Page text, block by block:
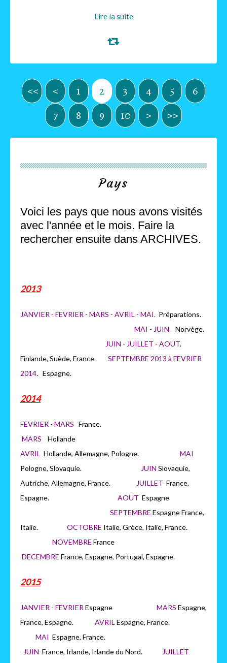
Lire la suite
<< < 1 2 3 4 5
6
7
8 9 10 20
30
40
> >>
Pays
Voici les pays que nous avons visités
avec l'année et le mois. Faire la
rechercher ensuite dans ARCHIVES.
2013
JANVIER - FEVRIER - MARS - AVRIL - MAI. Préparations.
MAI - JUIN. Norvège.
JUIN - JUILLET - AOUT.
Finlande, Suède, France. SEPTEMBRE 2013 à FEVRIER
2014. Espagne.
2014
FEVRIER - MARS France.
MARS Hollande
AVRIL Hollande, Allemagne, Pologne. MAI
Pologne, Slovaquie.
JUIN Slovaquie,
Autriche, Allemagne, France.
JUILLET France,
Espagne. AOUT Espagne
SEPTEMBRE Espagne France,
Italie. OCTOBRE Italie, Grèce, Italie, France.
NOVEMBRE France
DECEMBRE France, Espagne, Portugal, Espagne.
2015
JANVIER - FEVRIER Espagne MARS Espagne,
France, Espagne. AVRIL Espagne, France.
MAI Espagne, France.
JUIN France, Irlande, Irlande du Nord.
JUILLET